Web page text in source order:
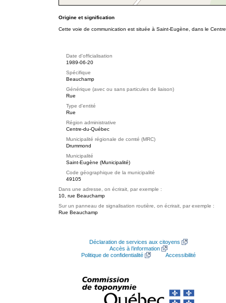
Origine et signification
Cette voie de communication est située à Saint-Eugène, dans le
Date d'officialisation
1989-06-20
Spécifique
Beauchamp
Générique (avec ou sans particules de liaison)
Rue
Type d'entité
Rue
Région administrative
Centre-du-Québec
Municipalité régionale de comté (MRC)
Drummond
Municipalité
Saint-Eugène (Municipalité)
Code géographique de la municipalité
49105
Dans une adresse, on écrirait, par exemple :
10, rue Beauchamp
Sur un panneau de signalisation routière, on écrirait, par exemple :
Rue Beauchamp
Déclaration de services aux citoyens
Accès à l’information
Politique de confidentialité
Accessibilité